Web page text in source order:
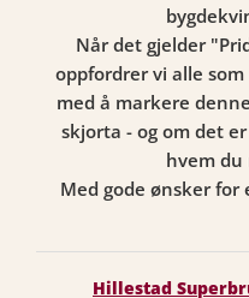
Når det gjelder
oppfordrer vi alle
med å markere
skjorta - og om det
hvem du
Med gode ønsker
Hillestad